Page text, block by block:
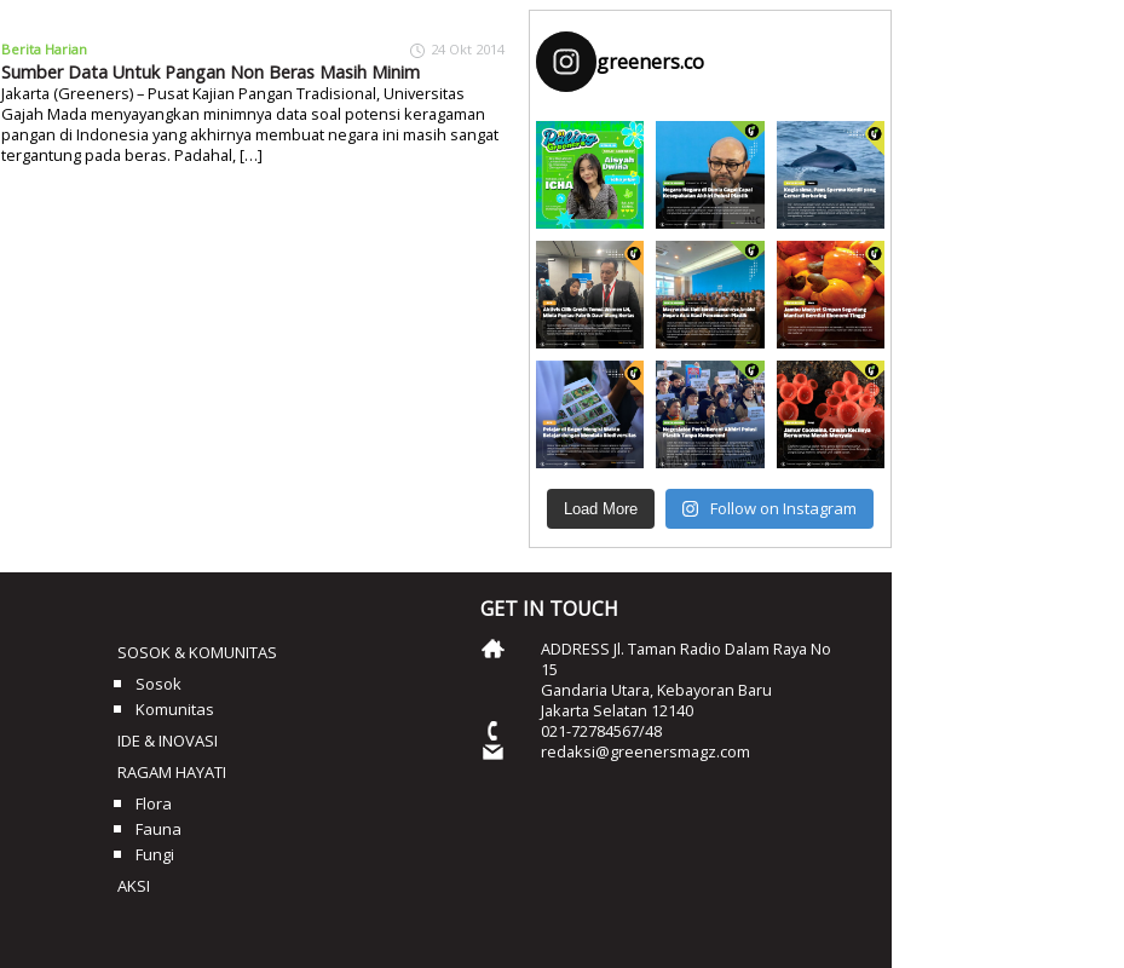
Berita Harian 24 Okt 2014
Sumber Data Untuk Pangan Non Beras Masih Minim
Jakarta (Greeners) – Pusat Kajian Pangan Tradisional, Universitas
Gajah Mada menyayangkan minimnya data soal potensi keragaman
pangan di Indonesia yang akhirnya membuat negara ini masih sangat
tergantung pada beras. Padahal, […]
greeners.co
Load More Follow on Instagram
SOSOK & KOMUNITAS
Sosok
Komunitas
IDE & INOVASI
RAGAM HAYATI
Flora
Fauna
Fungi
AKSI
GET IN TOUCH
ADDRESS Jl. Taman Radio Dalam Raya No
15
Gandaria Utara, Kebayoran Baru
Jakarta Selatan 12140
021-72784567/48
redaksi@greenersmagz.com